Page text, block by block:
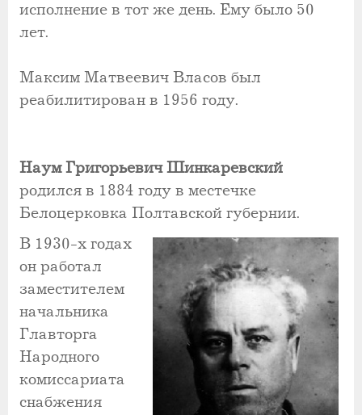
исполнение в тот же день. Ему было 50
лет.
Максим Матвеевич Власов был
реабилитирован в 1956 году.
Наум Григорьевич Шинкаревский
родился в 1884 году в местечке
Белоцерковка Полтавской губернии.
В 1930-х годах
он работал
заместителем
начальника
Главторга
Народного
комиссариата
снабжения